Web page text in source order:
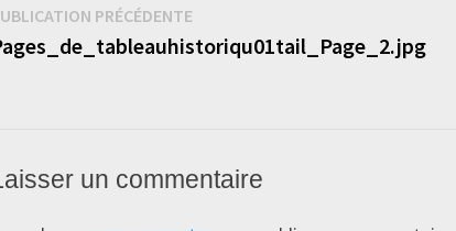
PRÉCÉDENTEPublication
précédente :
un commentaire